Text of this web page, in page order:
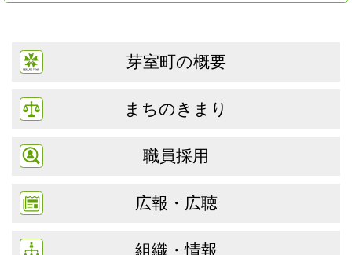
芽室町の概要
まちのきまり
職員採用
広報・広聴
組織・情報